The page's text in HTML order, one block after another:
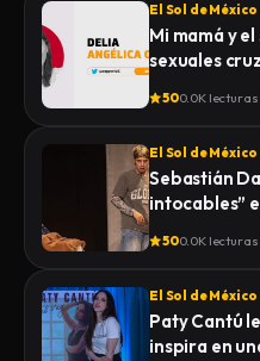
El Sol de México
Mi mamá y
sexuales
500.0K lecturas
El Sol de México
Sebastián
intocables”
500.0K lecturas
El Sol de México
Paty Cantú
inspira en